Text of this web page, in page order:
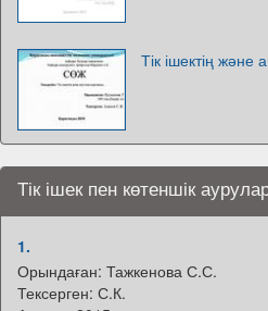
Тік ішектің және
Тік ішек пен көтеншік
1.
Орындаған: Тажкенова С.С.
Тексерген: С.К.